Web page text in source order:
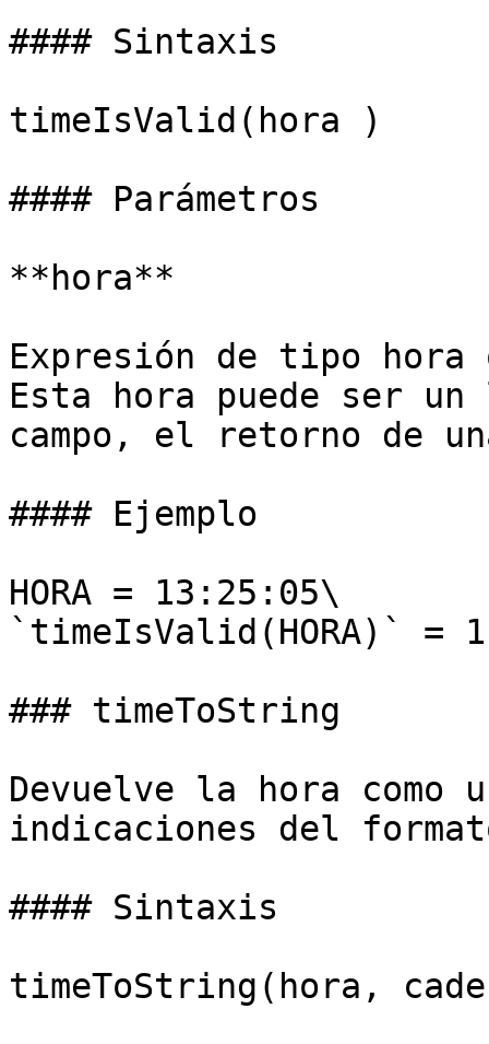
#### Sintaxis
timeIsValid(hora )
#### Parámetros
**hora**
Expresión de tipo hora
Esta hora puede ser
campo, el retorno de
#### Ejemplo
HORA = 13:25:05\
`timeIsValid(HORA)` = 1
### timeToString
Devuelve la hora como
indicaciones del
#### Sintaxis
timeToString(hora,